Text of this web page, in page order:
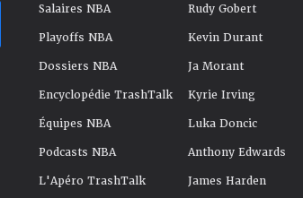
Salaires NBA
Playoffs NBA
Dossiers NBA
Encyclopédie TrashTalk
Équipes NBA
Podcasts NBA
L'Apéro TrashTalk
Rudy Gobert
Kevin Durant
Ja Morant
Kyrie Irving
Luka Doncic
Anthony Edwards
James Harden